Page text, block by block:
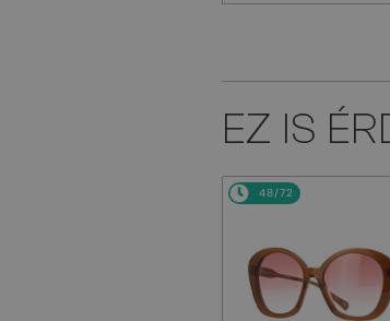
EZ IS
48/72